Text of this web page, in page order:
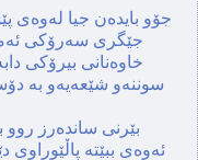
جێگری سه‌رۆكی
سوننه‌و شێعه‌یه‌و به
بێرنی سانده‌رز روو
ئه‌وه‌ی ببێته‌ پاڵێوراوی